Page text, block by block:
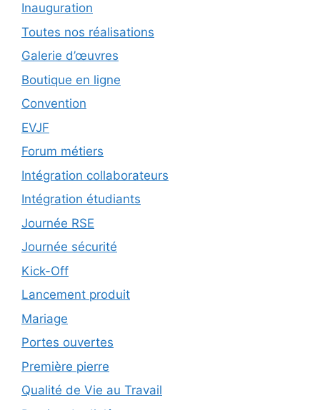
Inauguration
Toutes nos réalisations
Galerie d’œuvres
Boutique en ligne
Convention
EVJF
Forum métiers
Intégration collaborateurs
Intégration étudiants
Journée RSE
Journée sécurité
Kick-Off
Lancement produit
Mariage
Portes ouvertes
Première pierre
Qualité de Vie au Travail